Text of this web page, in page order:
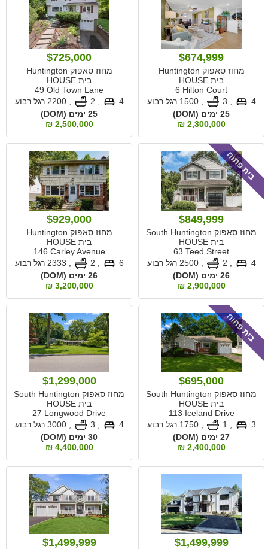
$674,999
מחוז סאפוק Huntington
בית HOUSE
6 Hilton Court
4
,1500 רגל רבוע
25 ימים (DOM)
2,300,000 ₪
$725,000
מחוז סאפוק Huntington
בית HOUSE
49 Old Town Lane
4
,2200 רגל רבוע
25 ימים (DOM)
2,500,000 ₪
בית פתוח
$849,999
מחוז סאפוק South Huntington
בית HOUSE
63 Teed Street
4
,2500 רגל רבוע
26 ימים (DOM)
2,900,000 ₪
$929,000
מחוז סאפוק Huntington
בית HOUSE
146 Carley Avenue
6
2333 רגל רבוע
26 ימים (DOM)
3,200,000 ₪
בית פתוח
$695,000
מחוז סאפוק South Huntington
בית HOUSE
113 Iceland Drive
3
,1750 רגל רבוע
27 ימים (DOM)
2,400,000 ₪
$1,299,000
מחוז סאפוק South Huntington
בית HOUSE
27 Longwood Drive
4
,3000 רגל רבוע
30 ימים (DOM)
4,400,000 ₪
$1,499,999
$1,499,999